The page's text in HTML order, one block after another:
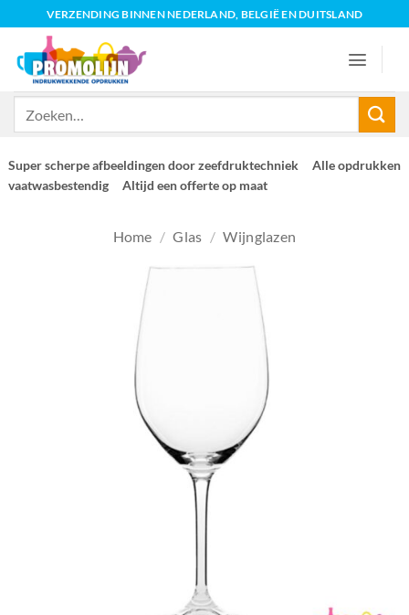
naar
inhoud
VERZENDING BINNEN NEDERLAND, BELGIË EN DUITSLAND
Super scherpe afbeeldingen door zeefdruktechniek Alle opdrukken
vaatwasbestendig Altijd een offerte op maat
Home / Glas / Wijnglazen